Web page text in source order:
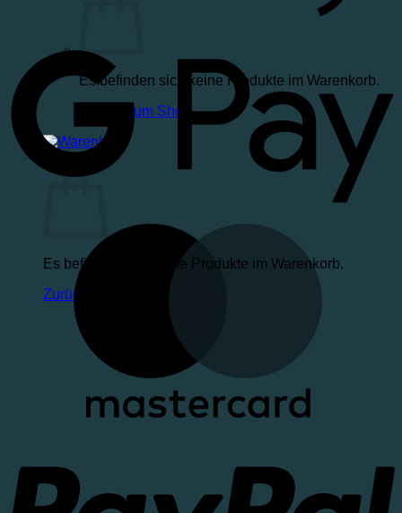
Es befinden sich keine Produkte im Warenkorb.
Zurück zum Shop
Es befinden sich keine Produkte im Warenkorb.
Zurück zum Shop